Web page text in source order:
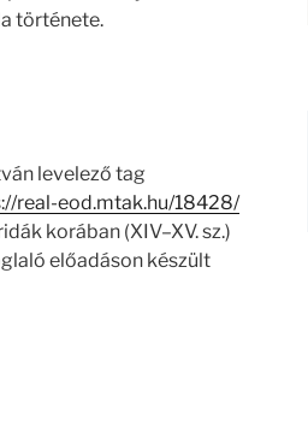
története.
levelező tag
real-eod.mtak.hu/18428/
korában (XIV–XV. sz.)
előadáson készült